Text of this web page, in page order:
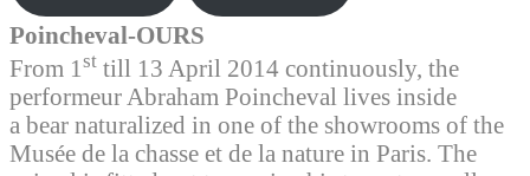
Poincheval-OURS
From 1 st till 13 April 2014 continuously, the
performeur Abraham Poincheval lives inside
a bear naturalized in one of the showrooms of the
Musée de la chasse et de la nature in Paris. The